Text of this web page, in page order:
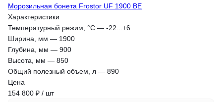
Морозильная бонета Frostor UF 1900 BE
Характеристики
Температурный режим, °С — -22...+6
Ширина, мм — 1900
Глубина, мм — 900
Высота, мм — 850
Общий полезный объем, л — 890
Цена
154 800 ₽ / шт